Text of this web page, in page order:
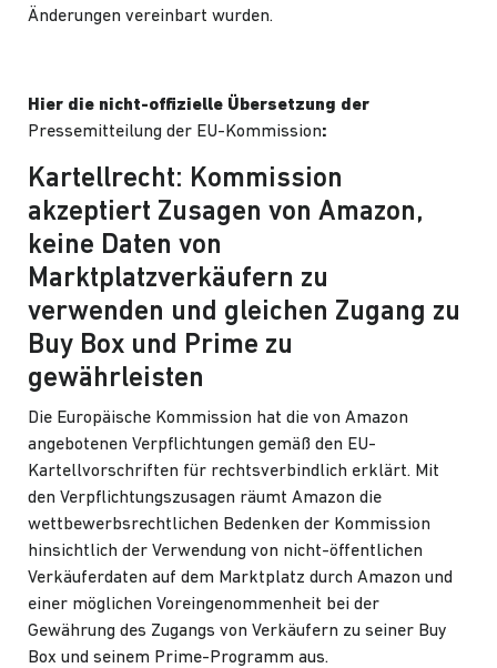
Änderungen vereinbart wurden.
Hier die nicht-offizielle Übersetzung der
Pressemitteilung der EU-Kommission:
Kartellrecht: Kommission
akzeptiert Zusagen von Amazon,
keine Daten von
Marktplatzverkäufern zu
verwenden und gleichen Zugang zu
Buy Box und Prime zu
gewährleisten
Die Europäische Kommission hat die von Amazon
angebotenen Verpflichtungen gemäß den EU-
Kartellvorschriften für rechtsverbindlich erklärt. Mit
den Verpflichtungszusagen räumt Amazon die
wettbewerbsrechtlichen Bedenken der Kommission
hinsichtlich der Verwendung von nicht-öffentlichen
Verkäuferdaten auf dem Marktplatz durch Amazon und
einer möglichen Voreingenommenheit bei der
Gewährung des Zugangs von Verkäufern zu seiner Buy
Box und seinem Prime-Programm aus.